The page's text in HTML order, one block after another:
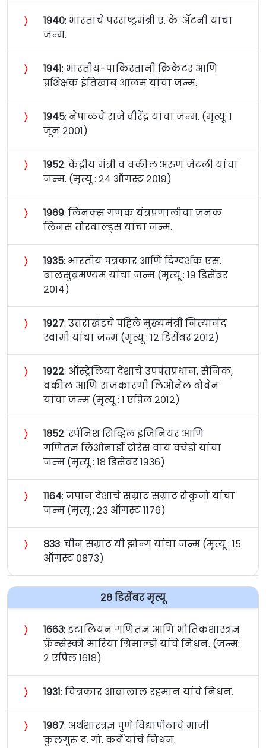
〉 १९४०: भारताचे परराष्ट्रमंत्री ए. के. अँटनी यांचा
जन्म.
〉 १९४१: भारतीय-पाकिस्तानी क्रिकेटर आणि
प्रशिक्षक इंतिखाब आलम यांचा जन्म.
〉 १९४५: नेपाळचे राजे वीरेंद्र यांचा जन्म. (मृत्यू: १
जून २००१)
〉 १९५२: केंद्रीय मंत्री व वकील अरुण जेटली यांचा
जन्म. (मृत्यू : २४ ऑगस्ट २०१९)
〉 १९६९: लिनक्स गणक यंत्रप्रणालीचा जनक
लिनस तोरवाल्ड्स यांचा जन्म.
〉 १९३५: भारतीय पत्रकार आणि दिग्दर्शक एस.
बालसुब्रमण्यम यांचा जन्म (मृत्यू : १९ डिसेंबर
२०१४)
〉 १९२७: उत्तराखंडचे पहिले मुख्यमंत्री नित्यानंद
स्वामी यांचा जन्म (मृत्यू : १२ डिसेंबर २०१२)
〉 १९२२: ऑस्ट्रेलिया देशाचे उपपंतप्रधान, सैनिक,
वकील आणि राजकारणी लिओनेल बोवेन
यांचा जन्म (मृत्यू : १ एप्रिल २०१२)
〉 १८५२: स्पॅनिश सिव्हिल इंजिनियर आणि
गणितज्ञ लिओनार्डो टोरेस वाय क्वेडो यांचा
जन्म (मृत्यू : १८ डिसेंबर १९३६)
〉 ११६४: जपान देशाचे सम्राट सम्राट रोकुजो यांचा
जन्म (मृत्यू : २३ ऑगस्ट ११७६)
〉 ८३३: चीन सम्राट यी झोन्ग यांचा जन्म (मृत्यू : १५
ऑगस्ट ०८७३)
२८ डिसेंबर मृत्यू
〉 १६६३: इटालियन गणितज्ञ आणि भौतिकशास्त्रज्ञ
फ्रॅन्सेस्को मारिया ग्रिमाल्डी यांचे निधन. (जन्म:
२ एप्रिल १६१८)
〉 १९३१: चित्रकार आबालाल रहमान यांचे निधन.
〉 १९६७: अर्थशास्त्रज्ञ पुणे विद्यापीठाचे माजी
कुलगुरू द. गो. कर्वे यांचे निधन.